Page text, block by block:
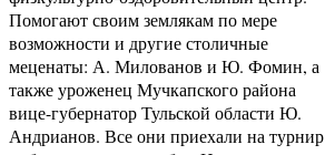
Помогают своим землякам по мере
возможности и другие столичные
меценаты: А. Милованов и Ю. Фомин, а
также уроженец Мучкапского района
вице-губернатор Тульской области Ю.
Андрианов. Все они приехали на турнир